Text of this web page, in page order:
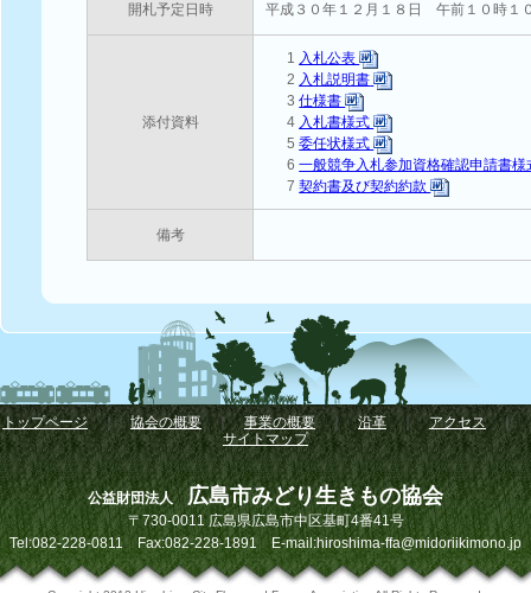
開札予定日時 平成３０年１２月１８日 午前１０時１
添付資料
1 入札公表
2 入札説明書
3仕様書
4 入札書様式
5委任状様式
6一般競争入札参加資格確認申請書
7契約書及び契約約款
備考
トップページ｜ 協会の概要｜ 事業の概要 ｜沿革 ｜アクセス｜
サイトマップ
公益財団法人広島市みどり生きもの協会
〒730-0011 広島県広島市中区基町4番41号
Tel:082-228-0811 Fax:082-228-1891 E-mail:hiroshima-ffa@midoriikimono.jp